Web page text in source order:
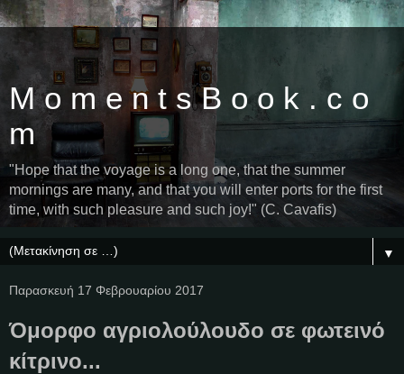
M o m e n t s B o o k . c o
m
"Hope that the voyage is a long one, that the summer
mornings are many, and that you will enter ports for the first
time, with such pleasure and such joy!" (C. Cavafis)
▼
Παρασκευή 17 Φεβρουαρίου 2017
Όμορφο αγριολούλουδο σε φωτεινό
κίτρινο...